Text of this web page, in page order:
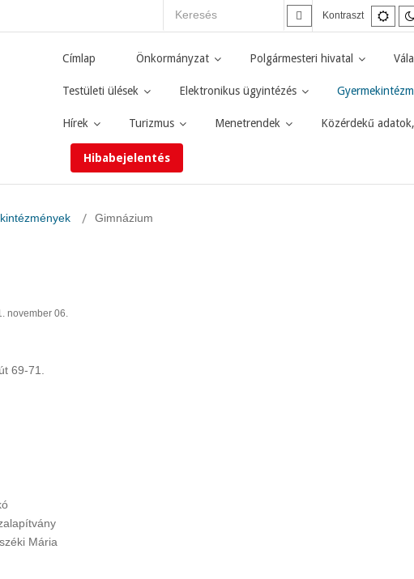
Kontraszt
mód
Címlap Önkormányzat Polgármesteri hivatal
Testületi ülések Elektronikus ügyintézés
Hírek Turizmus Menetrendek Közérdekű
Hibabejelentés
Gimnázium
november 06.
69-71.
Mária